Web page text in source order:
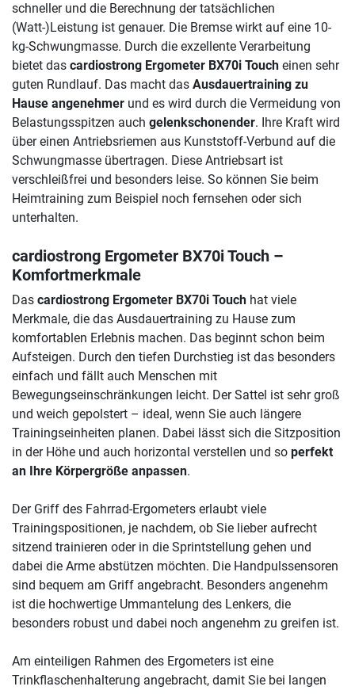
schneller und die Berechnung der tatsächlichen
(Watt-)Leistung ist genauer. Die Bremse wirkt auf eine 10-
kg-Schwungmasse. Durch die exzellente Verarbeitung
bietet das cardiostrong Ergometer BX70i Touch einen sehr
guten Rundlauf. Das macht das Ausdauertraining zu
Hause angenehmer und es wird durch die Vermeidung von
Belastungsspitzen auch gelenkschonender. Ihre Kraft wird
über einen Antriebsriemen aus Kunststoff-Verbund auf die
Schwungmasse übertragen. Diese Antriebsart ist
verschleißfrei und besonders leise. So können Sie beim
Heimtraining zum Beispiel noch fernsehen oder sich
unterhalten.
cardiostrong Ergometer BX70i Touch –
Komfortmerkmale
Das cardiostrong Ergometer BX70i Touch hat viele
Merkmale, die das Ausdauertraining zu Hause zum
komfortablen Erlebnis machen. Das beginnt schon beim
Aufsteigen. Durch den tiefen Durchstieg ist das besonders
einfach und fällt auch Menschen mit
Bewegungseinschränkungen leicht. Der Sattel ist sehr groß
und weich gepolstert – ideal, wenn Sie auch längere
Trainingseinheiten planen. Dabei lässt sich die Sitzposition
in der Höhe und auch horizontal verstellen und so perfekt
an Ihre Körpergröße anpassen.
Der Griff des Fahrrad-Ergometers erlaubt viele
Trainingspositionen, je nachdem, ob Sie lieber aufrecht
sitzend trainieren oder in die Sprintstellung gehen und
dabei die Arme abstützen möchten. Die Handpulssensoren
sind bequem am Griff angebracht. Besonders angenehm
ist die hochwertige Ummantelung des Lenkers, die
besonders robust und dabei noch angenehm zu greifen ist.
Am einteiligen Rahmen des Ergometers ist eine
Trinkflaschenhalterung angebracht, damit Sie bei langen